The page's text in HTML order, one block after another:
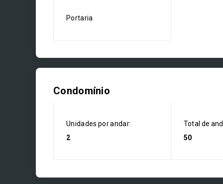
Portaria
Condomínio
Unidades por andar:
2
Total de
50